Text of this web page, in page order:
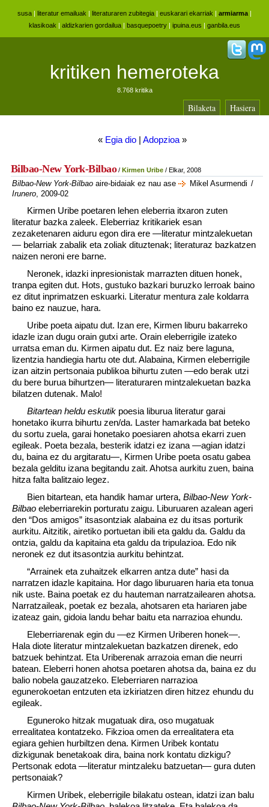
susa | literatur emailuak | literaturaren zubitegia | euskarari ekarriak | armiarma |
klasikoak | aldizkarien gordailua | basquepoetry | ipuina.eus | ganbila.eus
kritiken hemeroteka
8.768 kritika
Bilaketa Hasiera
« Egia dio| Adopzioa»
Bilbao-New York-Bilbao/ Kirmen Uribe / Elkar, 2008
Bilbao-New York-Bilbao aire-bidaiak ez nau ase Mikel Asurmendi /
Irunero, 2009-02
Kirmen Uribe poetaren lehen eleberria itxaron zuten
literatur bazka zaleek. Eleberriaz kritikariek esan
zezaketenaren aiduru egon dira ere —literatur mintzalekuetan
— belarriak zabalik eta zoliak dituztenak; literaturaz bazkatzen
naizen neroni ere barne.
Neronek, idazki inpresionistak marrazten dituen honek,
tranpa egiten dut. Hots, gustuko bazkari buruzko lerroak baino
ez ditut inprimatzen eskuarki. Literatur mentura zale koldarra
baino ez nauzue, hara.
Uribe poeta aipatu dut. Izan ere, Kirmen liburu bakarreko
idazle izan dugu orain gutxi arte. Orain eleberrigile izateko
urratsa eman du. Kirmen aipatu dut. Ez naiz bere laguna,
lizentzia handiegia hartu ote dut. Alabaina, Kirmen eleberrigile
izan aitzin pertsonaia publikoa bihurtu zuten —edo berak utzi
du bere burua bihurtzen— literaturaren mintzalekuetan bazka
bilatzen dutenak. Malo!
Bitartean heldu eskutik poesia liburua literatur garai
honetako ikurra bihurtu zen/da. Laster hamarkada bat beteko
du sortu zuela, garai honetako poesiaren ahotsa ekarri zuen
egileak. Poeta bezala, besterik idatzi ez izana —agian idatzi
du, baina ez du argitaratu—, Kirmen Uribe poeta osatu gabea
bezala gelditu izana begitandu zait. Ahotsa aurkitu zuen, baina
hitza falta balitzaio legez.
Bien bitartean, eta handik hamar urtera, Bilbao-New York-
Bilbao eleberriarekin porturatu zaigu. Liburuaren azalean ageri
den “Dos amigos” itsasontziak alabaina ez du itsas porturik
aurkitu. Aitzitik, airetiko portuetan ibili eta galdu da. Galdu da
ontzia, galdu da kapitaina eta galdu da tripulazioa. Edo nik
neronek ez dut itsasontzia aurkitu behintzat.
“Arrainek eta zuhaitzek elkarren antza dute” hasi da
narratzen idazle kapitaina. Hor dago liburuaren haria eta tonua
nik uste. Baina poetak ez du hauteman narratzailearen ahotsa.
Narratzaileak, poetak ez bezala, ahotsaren eta hariaren jabe
izateaz gain, gidoia landu behar baitu eta narrazioa ehundu.
Eleberriarenak egin du —ez Kirmen Uriberen honek—.
Hala diote literatur mintzalekuetan bazkatzen direnek, edo
batzuek behintzat. Eta Uriberenak arrazoia eman die neurri
batean. Eleberri honen ahotsa poetaren ahotsa da, baina ez du
balio nobela gauzatzeko. Eleberriaren narrazioa
egunerokoetan entzuten eta izkiriatzen diren hitzez ehundu du
egileak.
Eguneroko hitzak mugatuak dira, oso mugatuak
errealitatea kontatzeko. Fikzioa omen da errealitatera eta
egiara gehien hurbiltzen dena. Kirmen Uribek kontatu
dizkigunak benetakoak dira, baina nork kontatu dizkigu?
Pertsonak edota —literatur mintzaleku batzuetan— gura duten
pertsonaiak?
Kirmen Uribek, eleberrigile bilakatu ostean, idatzi izan balu